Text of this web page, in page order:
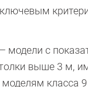
модели с
выше 3 м,
класса